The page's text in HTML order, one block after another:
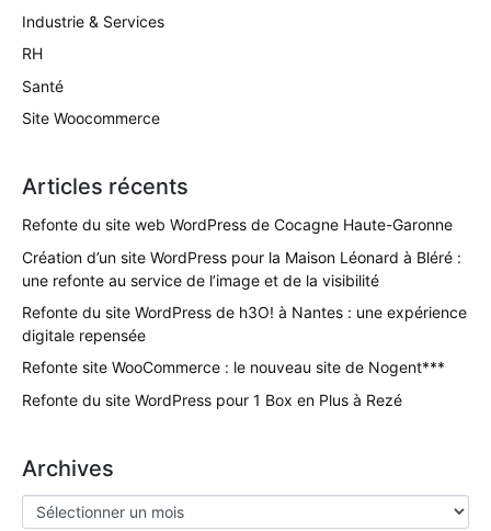
Industrie & Services
RH
Santé
Site Woocommerce
Articles récents
Refonte du site web WordPress de Cocagne Haute-Garonne
Création d’un site WordPress pour la Maison Léonard à Bléré :
une refonte au service de l’image et de la visibilité
Refonte du site WordPress de h3O! à Nantes : une expérience
digitale repensée
Refonte site WooCommerce : le nouveau site de Nogent***
Refonte du site WordPress pour 1 Box en Plus à Rezé
Archives